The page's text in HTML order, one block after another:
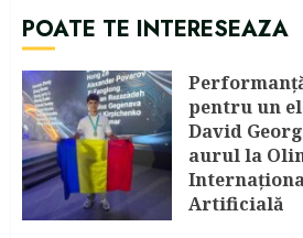
POATE TE INTERESEAZA
pentru un
David
aurul la
Artificială